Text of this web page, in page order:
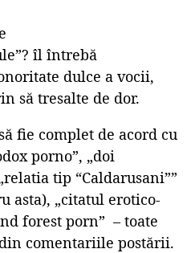
îl întrebă
dulce a vocii,
să tresalte de dor.
să fie complet de acord cu
porno”, „doi
tip “Caldarusani””
asta), „citatul erotico-
forest porn” – toate
comentariile postării.